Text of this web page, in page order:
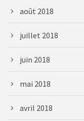
août 2018
juillet 2018
juin 2018
mai 2018
avril 2018